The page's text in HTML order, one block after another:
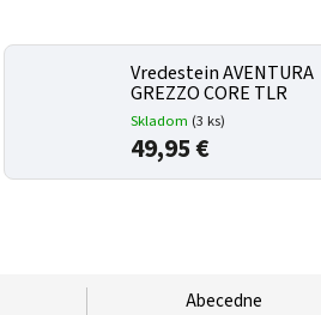
Vredestein AVENTURA
GREZZO CORE TLR
Skladom (3 ks)
49,95 €
Abecedne